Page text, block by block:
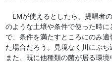
EMが使えるとしたら、提唱者
のような土壌や条件で使った時
で、条件を満たすところにのみ
た場合だろう。見境なく川にぶち
また、既に他種類の菌が居る環